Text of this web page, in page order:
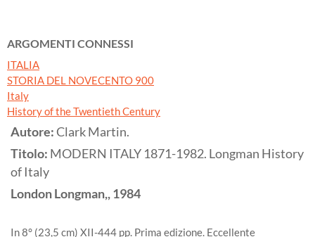
ARGOMENTI CONNESSI
ITALIA
STORIA DEL NOVECENTO 900
Italy
History of the Twentieth Century
Autore:Clark Martin.
Titolo: MODERN ITALY 1871-1982. Longman History
of Italy
LondonLongman,,1984
In 8° (23,5 cm) XII-444 pp. Prima edizione. Eccellente